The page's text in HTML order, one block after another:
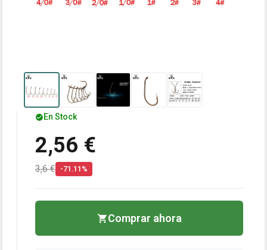
En Stock
2,56 €
3,6 € -71.11%
Comprar ahora